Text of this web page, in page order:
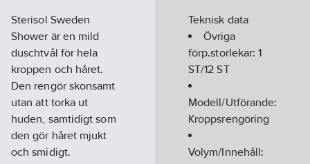
Sterisol Sweden
Shower är en mild
duschtvål för hela
kroppen och håret.
Den rengör skonsamt
utan att torka ut
huden, samtidigt som
den gör håret mjukt
och smidigt.
Teknisk data
Övriga
förp.storlekar:1
ST/12 ST
Modell/Utförande:
Kroppsrengöring
Volym/Innehåll: